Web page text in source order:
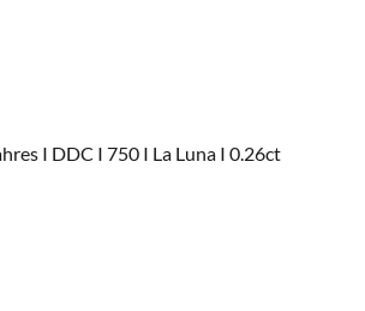
I DDC I 750 I La Luna I 0.26ct